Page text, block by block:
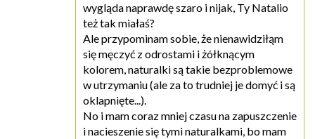
wygląda naprawdę szaro i nijak, Ty Natalio
też tak miałaś?
Ale przypominam sobie, że nienawidziłąm
się męczyć z odrostami i żółknącym
kolorem, naturalki są takie bezproblemowe
w utrzymaniu (ale za to trudniej je domyć i są
oklapnięte...).
No i mam coraz mniej czasu na zapuszczenie
i nacieszenie się tymi naturalkami, bo mam